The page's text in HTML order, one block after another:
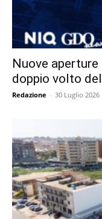
Nuove
doppio volto
Redazione - 30 Luglio 2026